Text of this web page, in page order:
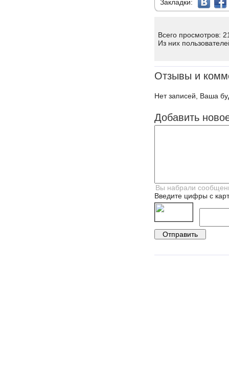
Закладки:
Всего просмотров:
Из них
Отзывы и
Нет записей, Ваша
Добавить
Введите цифры с